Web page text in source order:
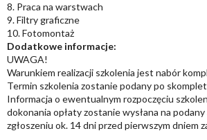
8. Praca na warstwach
9. Filtry graficzne
10. Fotomontaż
Dodatkowe informacje:
UWAGA!
Warunkiem realizacji szkolenia jest nabór
Termin szkolenia zostanie podany po
Informacja o ewentualnym rozpoczęciu
dokonania opłaty zostanie wysłana na
zgłoszeniu ok. 14 dni przed pierwszym dniem